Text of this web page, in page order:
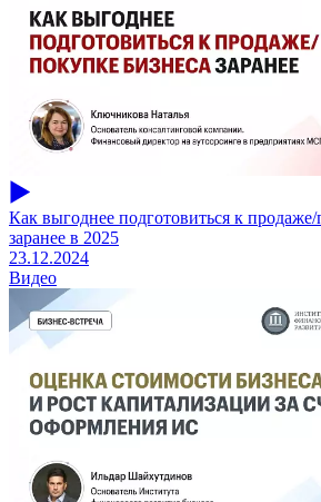
Как выгоднее подготовиться к продаже/
заранее в 2025
23.12.2024
Видео